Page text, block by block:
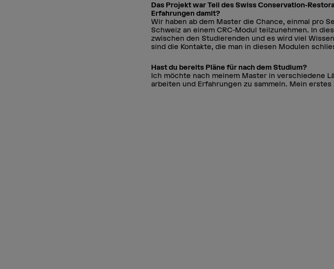
Das Projekt war Teil des Swiss Conservation-
Erfahrungen damit?
Wir haben ab dem Master die Chance, einmal pro
Schweiz an einem CRC-Modul teilzunehmen. In
zwischen den Studierenden und es wird viel
sind die Kontakte, die man in diesen Modulen
Hast du bereits Pläne für nach dem Studium?
Ich möchte nach meinem Master in verschiedene
arbeiten und Erfahrungen zu sammeln. Mein